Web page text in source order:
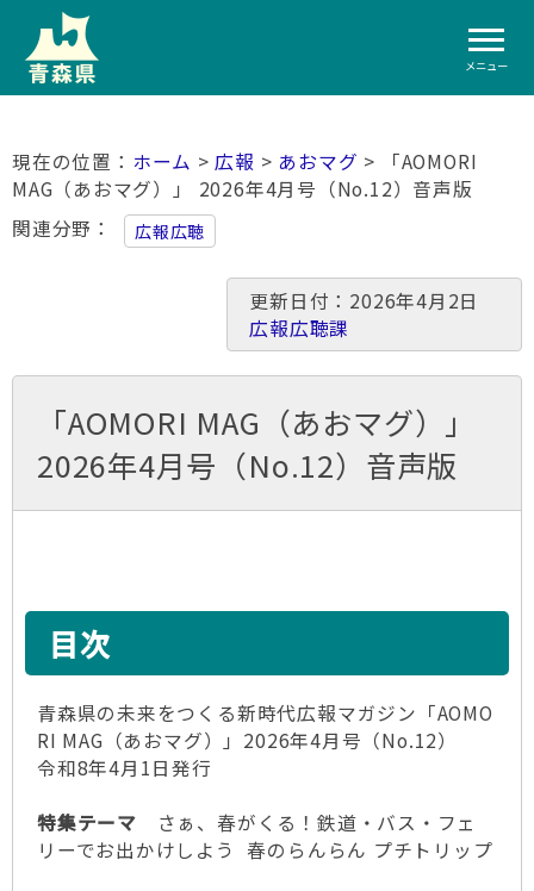
メニュー
ホーム >広報 > あおマグ > 「AOMORI
MAG（あおマグ）」 2026年4月号（No.12）音声版
関連分野
広報広聴
更新日付：2026年4月2日
広報広聴課
「AOMORI MAG（あおマグ）」
2026年4月号（No.12）音声版
目次
青森県の未来をつくる新時代広報マガジン「AOMO
RI MAG（あおマグ）」2026年4月号（No.12）
令和8年4月1日発行
特集テーマ さぁ、春がくる！鉄道・バス・フェ
リーでお出かけしよう 春のらんらん プチトリップ